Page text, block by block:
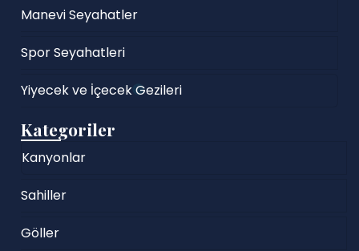
Manevi Seyahatler
Spor Seyahatleri
Yiyecek ve İçecek Gezileri
Kategoriler
Kanyonlar
Sahiller
Göller